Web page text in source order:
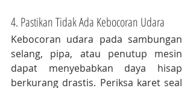
4. Pastikan Tidak Ada Kebocoran Udara
Kebocoran udara pada sambungan
selang, pipa, atau penutup mesin
dapat menyebabkan daya hisap
berkurang drastis. Periksa karet seal